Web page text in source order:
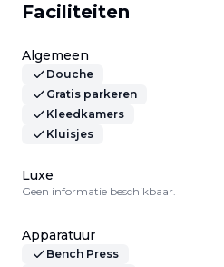
Faciliteiten
Algemeen
Douche
Gratis parkeren
Kleedkamers
Kluisjes
Luxe
Geen informatie beschikbaar.
Apparatuur
Bench Press